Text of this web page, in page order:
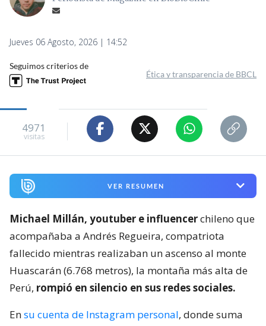
Jueves 06 Agosto, 2026 | 14:52
Seguimos criterios de
Ética y transparencia de BBCL
4971
visitas
VER RESUMEN
Michael Millán, youtuber e influencerchileno que
acompañaba a Andrés Regueira, compatriota
fallecido mientras realizaban un ascenso al monte
Huascarán (6.768 metros), la montaña más alta de
Perú, rompió en silencio en sus redes sociales.
Ensu cuenta de Instagram personal, donde suma